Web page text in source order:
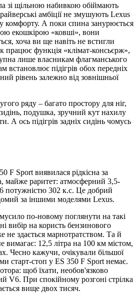
зі щільною набивкою обiймають
амбіції не змушують Lexus
комфорту. А поки спина занурюється
екошкірою «ковші», вони
хоча ви ще навіть не встигли
працює функція «клімат-консьєрж»,
лише власникам флагманського
встановлює підігрів обох передніх
рівень залежно від зовнішньої
ряду – багато простору для ніг,
подушка, зручний кут нахилу
А ось підігрів задніх сидінь чомусь
F Sport виявилася рідкісна за
майже раритет: атмосферний 3,5-
потужністю 302 к.с. Це добрий
за іншими моделями Lexus.
по-новому поглянути на такi
вибір на користь бензинового
не здається марнотратством. Та й
вимагає: 12,5 літра на 100 км містом,
Чесно кажучи, очікували більшої
старт-стоп у ES 350 F Sport немає.
щоб їхати, необов'язково
V6. При спокійному розгоні стрілка
вище двох тисяч.